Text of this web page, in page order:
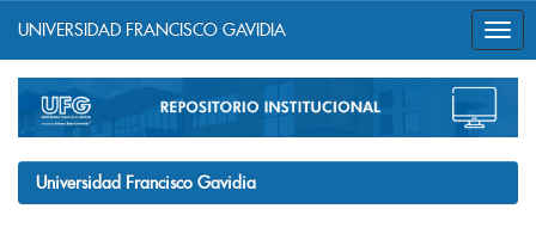
navigation
UNIVERSIDAD FRANCISCO GAVIDIA
Universidad Francisco Gavidia